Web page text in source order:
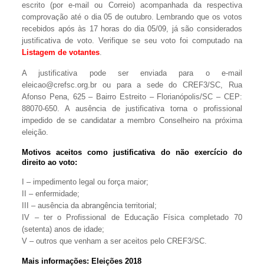
escrito (por e-mail ou Correio) acompanhada da respectiva
comprovação até o dia 05 de outubro. Lembrando que os votos
recebidos após às 17 horas do dia 05/09, já são considerados
justificativa de voto. Verifique se seu voto foi computado na
Listagem de votantes.
A justificativa pode ser enviada para o e-mail
eleicao@crefsc.org.br ou para a sede do CREF3/SC, Rua
Afonso Pena, 625 – Bairro Estreito – Florianópolis/SC – CEP:
88070-650. A ausência de justificativa torna o profissional
impedido de se candidatar a membro Conselheiro na próxima
eleição.
Motivos aceitos como justificativa do não exercício do
direito ao voto:
I – impedimento legal ou força maior;
II – enfermidade;
III – ausência da abrangência territorial;
IV – ter o Profissional de Educação Física completado 70
(setenta) anos de idade;
V – outros que venham a ser aceitos pelo CREF3/SC.
Mais informações: Eleições 2018